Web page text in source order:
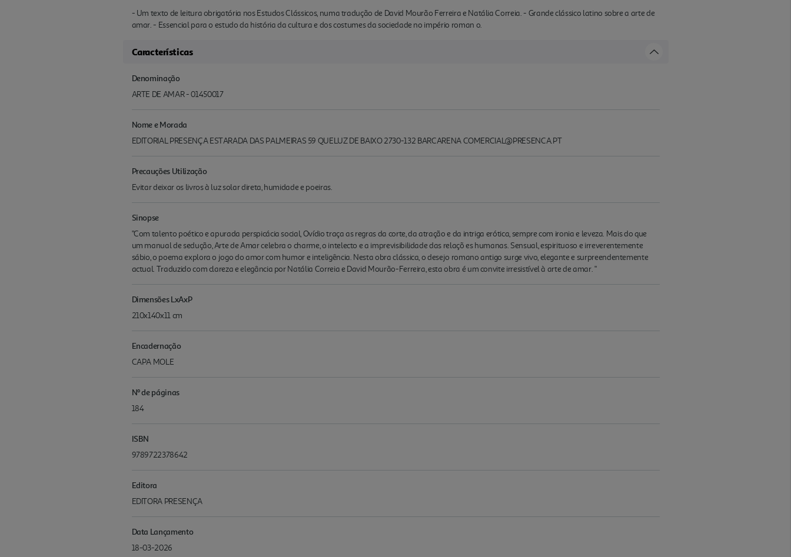
- Um texto de leitura obrigatória nos Estudos Clássicos, numa tradução de David Mourão Ferreira e Natália Correia. - Grande clássico latino sobre a arte de
amar. - Essencial para o estudo da história da cultura e dos costumes da sociedade no império roman o.
Características
Denominação
ARTE DE AMAR - 01450017
Nome e Morada
EDITORIAL PRESENÇA ESTARADA DAS PALMEIRAS 59 QUELUZ DE BAIXO 2730-132 BARCARENA COMERCIAL@PRESENCA.PT
Precauções Utilização
Evitar deixar os livros à luz solar direta, humidade e poeiras.
Sinopse
"Com talento poético e apurada perspicácia social, Ovídio traça as regras da corte, da atração e da intriga erótica, sempre com ironia e leveza. Mais do que
um manual de sedução, Arte de Amar celebra o charme, o intelecto e a imprevisibilidade das relaçõ es humanas. Sensual, espirituoso e irreverentemente
sábio, o poema explora o jogo do amor com humor e inteligência. Nesta obra clássica, o desejo romano antigo surge vivo, elegante e surpreendentemente
actual. Traduzido com clareza e elegância por Natália Correia e David Mourão-Ferreira, esta obra é um convite irresistível à arte de amar. "
Dimensões LxAxP
210x140x11 cm
Encadernação
CAPA MOLE
Nº de páginas
184
ISBN
9789722378642
Editora
EDITORA PRESENÇA
Data Lançamento
18-03-2026